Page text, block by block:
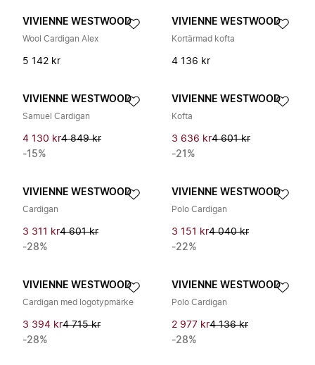
VIVIENNE WESTWOOD
Wool Cardigan Alex
5 142 kr
VIVIENNE WESTWOOD
Kortärmad kofta
4 136 kr
VIVIENNE WESTWOOD
Samuel Cardigan
4 130 kr4 849 kr
-15%
VIVIENNE WESTWOOD
Kofta
3 636 kr4 601 kr
-21%
VIVIENNE WESTWOOD
Cardigan
3 311 kr4 601 kr
-28%
VIVIENNE WESTWOOD
Polo Cardigan
3 151 kr4 040 kr
-22%
VIVIENNE WESTWOOD
Cardigan med logotypmärke
3 394 kr4 715 kr
-28%
VIVIENNE WESTWOOD
Polo Cardigan
2 977 kr4 136 kr
-28%